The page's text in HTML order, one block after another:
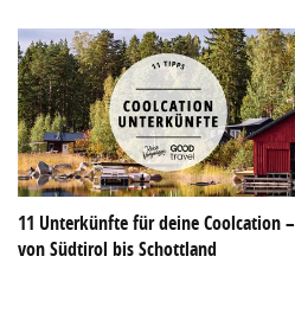
11 Unterkünfte für deine Coolcation –
von Südtirol bis Schottland